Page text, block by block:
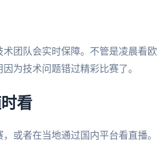
术团队会实时保障。不管是凌晨看欧
为技术问题错过精彩比赛了。
看
或者在当地通过国内平台看直播。